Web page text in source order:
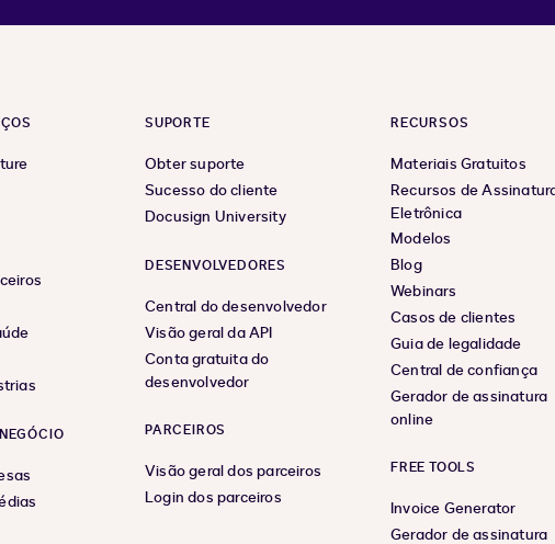
SUPORTE
Obter suporte
Sucesso do cliente
Docusign University
DESENVOLVEDORES
Central do desenvolvedor
Visão geral da API
Conta gratuita do
desenvolvedor
PARCEIROS
Visão geral dos parceiros
Login dos parceiros
RECURSOS
Materiais Gratuitos
Recursos de
Eletrônica
Modelos
Blog
Webinars
Casos de clientes
Guia de legalidade
Central de confiança
Gerador de assinatura
online
FREE TOOLS
Invoice Generator
Gerador de assinatura